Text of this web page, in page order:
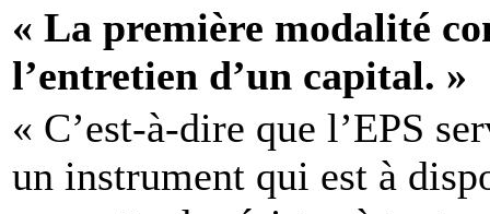
« La première modalité
l’entretien d’un capital. »
« C’est-à-dire que l’EPS
un instrument qui est à